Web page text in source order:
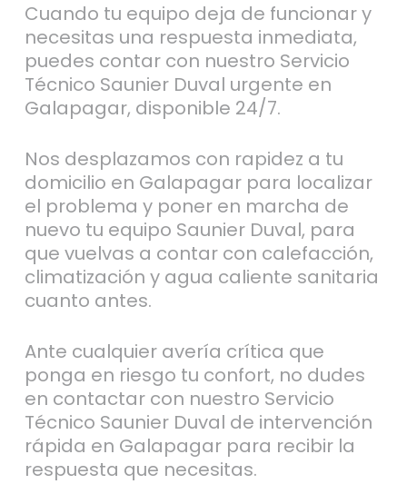
Cuando tu equipo deja de funcionar y
necesitas una respuesta inmediata,
puedes contar con nuestro Servicio
Técnico Saunier Duval urgente en
Galapagar, disponible 24/7.
Nos desplazamos con rapidez a tu
domicilio en Galapagar para localizar
el problema y poner en marcha de
nuevo tu equipo Saunier Duval, para
que vuelvas a contar con calefacción,
climatización y agua caliente sanitaria
cuanto antes.
Ante cualquier avería crítica que
ponga en riesgo tu confort, no dudes
en contactar con nuestro Servicio
Técnico Saunier Duval de intervención
rápida en Galapagar para recibir la
respuesta que necesitas.